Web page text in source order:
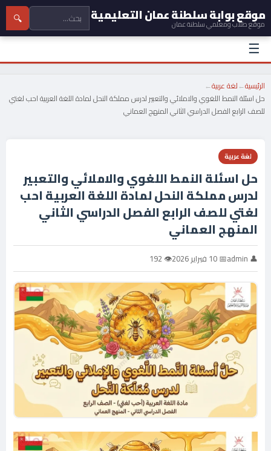
موقع بوابة سلطنة عمان التعليمية
موقع طلاب ومعلمي سلطنة عمان 🔍
☰
الرئيسية←لغة عربية←
حل اسئلة النمط اللغوي والاملائي والتعبير لدرس مملكة النحل لمادة اللغة العربية احب لغتي
للصف الرابع الفصل الدراسي الثاني المنهج العماني
لغة عربية
حل اسئلة النمط اللغوي والاملائي والتعبير
لدرس مملكة النحل لمادة اللغة العربية احب
لغتي للصف الرابع الفصل الدراسي الثاني
المنهج العماني
👤 admin 📅 10 فبراير 2026 👁 192